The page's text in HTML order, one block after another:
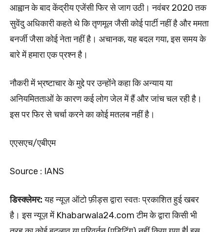
आह्वान के बाद केंद्रीय एजेंसी फिर से जाग उठी। नवंबर 2020 तक
सुवेंदु अधिकारी कहते थे कि तृणमूल जैसी कोई पार्टी नहीं है और ममता
बनर्जी जैसा कोई नेता नहीं है। अचानक, यह बदल गया, इस समय के
बारे में हमारा एक प्रश्न है।
नौकरी में भ्रष्टाचार के मुद्दे पर उन्‍होंने कहा कि अन्याय या
अनियमितताओं के कारण कई लोग जेल में हैं और जांच चल रही है।
इस पर फिर से चर्चा करने का कोई मतलब नहीं है।
एएसएच/एबीएम
Source : IANS
डिस्क्लेमर:यह न्यूज़ ऑटो फ़ीड्स द्वारा स्वतः प्रकाशित हुई खबर
है। इस न्यूज़ में Khabarwala24.com टीम के द्वारा किसी भी